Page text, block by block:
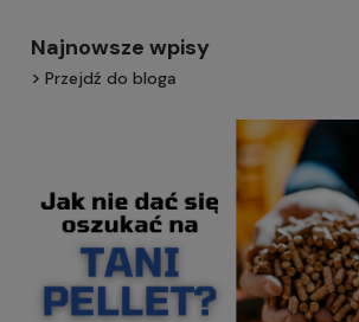
Najnowsze wpisy
Przejdź do bloga